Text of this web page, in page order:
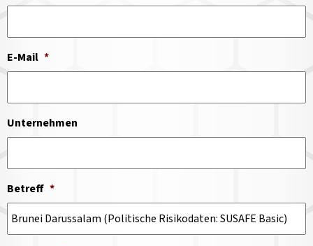
E-Mail *
Unternehmen
Betreff *